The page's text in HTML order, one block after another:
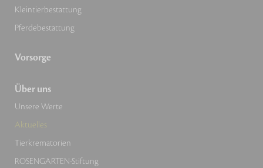
Kleintierbestattung
Pferdebestattung
Vorsorge
Über uns
Unsere Werte
Aktuelles
Tierkrematorien
ROSENGARTEN-Stiftung